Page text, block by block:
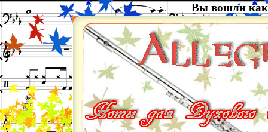
Вы вошли как